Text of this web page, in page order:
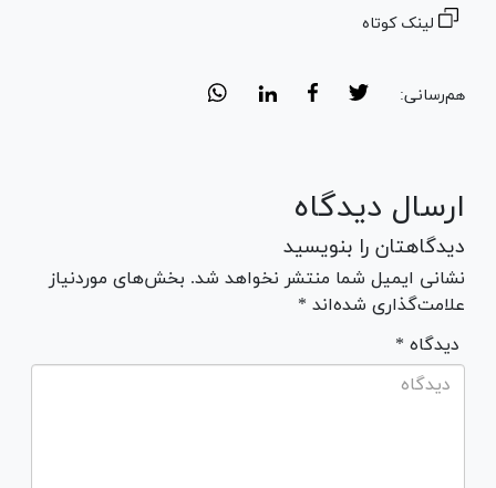
لینک کوتاه
هم‌رسانی:
ارسال دیدگاه
دیدگاهتان را بنویسید
نشانی ایمیل شما منتشر نخواهد شد. بخش‌های موردنیاز
علامت‌گذاری شده‌اند *
* دیدگاه